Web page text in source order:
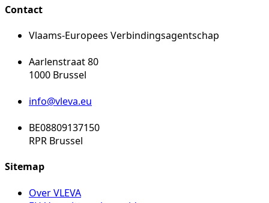
Contact
Vlaams-Europees Verbindingsagentschap
Aarlenstraat 80
1000 Brussel
info@vleva.eu
BE08809137150
RPR Brussel
Sitemap
Over VLEVA